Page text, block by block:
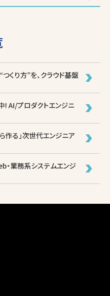
くり方”を、クラウド基盤
AI/プロダクトエンジニ
作る」次世代エンジニア
・業務系システムエンジ